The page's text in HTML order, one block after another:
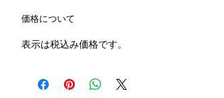
価格について
表示は税込み価格です。